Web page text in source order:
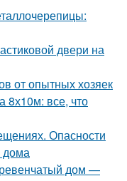
двери на
от опытных хозяек
8х10м: все, что
Опасности
дома
дом —